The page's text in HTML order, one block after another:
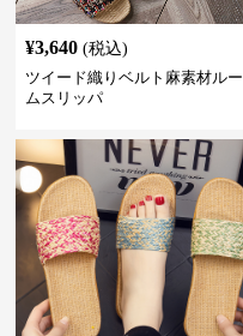
¥3,640 (税込)
ツイード織りベルト麻素材ルー
ムスリッパ